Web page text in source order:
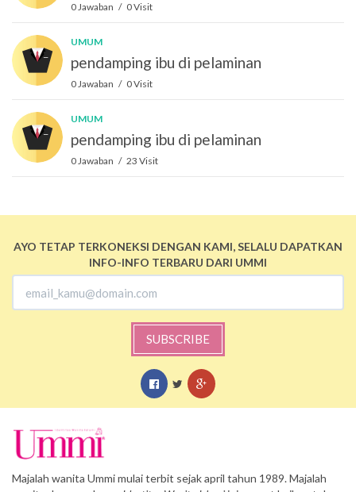
0 Jawaban / 0 Visit
UMUM
pendamping ibu di pelaminan
0 Jawaban / 0 Visit
UMUM
pendamping ibu di pelaminan
0 Jawaban / 23 Visit
AYO TETAP TERKONEKSI DENGAN KAMI, SELALU DAPATKAN
INFO-INFO TERBARU DARI UMMI
SUBSCRIBE
Majalah wanita Ummi mulai terbit sejak april tahun 1989. Majalah